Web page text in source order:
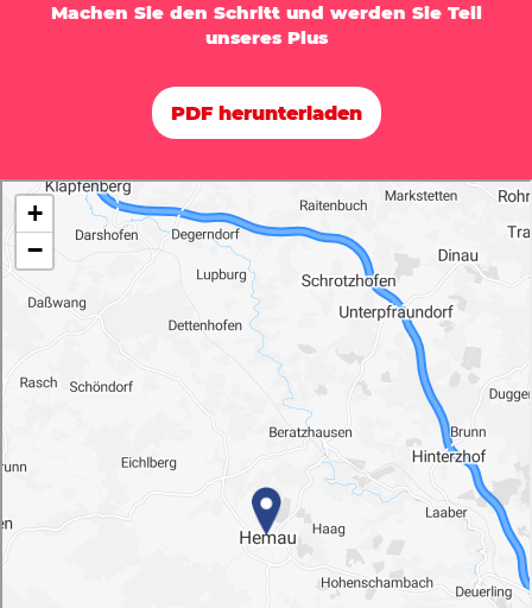
Machen Sie den Schritt und werden Sie Teil
unseres Plus
PDF herunterladen